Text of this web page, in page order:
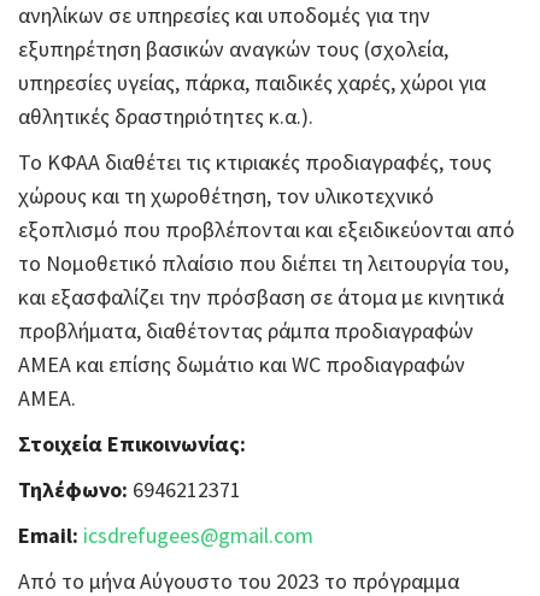
ανηλίκων σε υπηρεσίες και υποδομές για την
εξυπηρέτηση βασικών αναγκών τους (σχολεία,
υπηρεσίες υγείας, πάρκα, παιδικές χαρές, χώροι για
αθλητικές δραστηριότητες κ.α.).
Το ΚΦΑΑ διαθέτει τις κτιριακές προδιαγραφές, τους
χώρους και τη χωροθέτηση, τον υλικοτεχνικό
εξοπλισμό που προβλέπονται και εξειδικεύονται από
το Νομοθετικό πλαίσιο που διέπει τη λειτουργία του,
και εξασφαλίζει την πρόσβαση σε άτομα με κινητικά
προβλήματα, διαθέτοντας ράμπα προδιαγραφών
ΑΜΕΑ και επίσης δωμάτιο και WC προδιαγραφών
ΑΜΕΑ.
Στοιχεία Επικοινωνίας:
Τηλέφωνο: 6946212371
Email: icsdrefugees@gmail.com
Από το μήνα Αύγουστο του 2023 το πρόγραμμα